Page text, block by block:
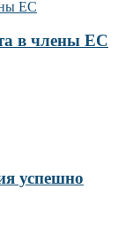
в члены ЕС
успешно